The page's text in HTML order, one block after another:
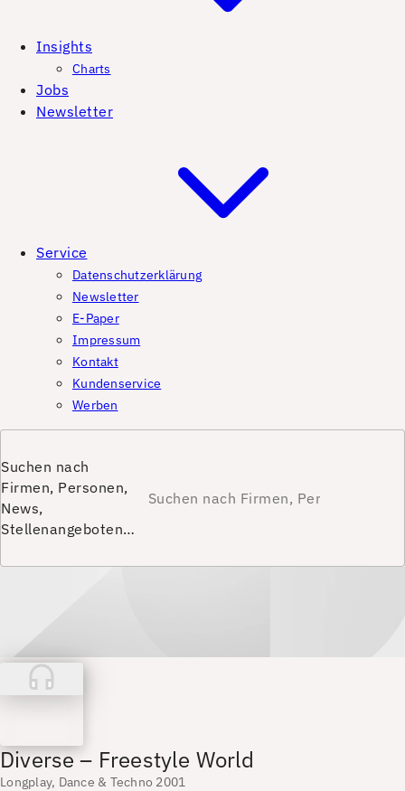
Insights
Charts
Jobs
Newsletter
Service
Datenschutzerklärung
Newsletter
E-Paper
Impressum
Kontakt
Kundenservice
Werben
Suchen nach
Firmen, Personen,
News,
Stellenangeboten…
Diverse – Freestyle World
Longplay, Dance & Techno 2001